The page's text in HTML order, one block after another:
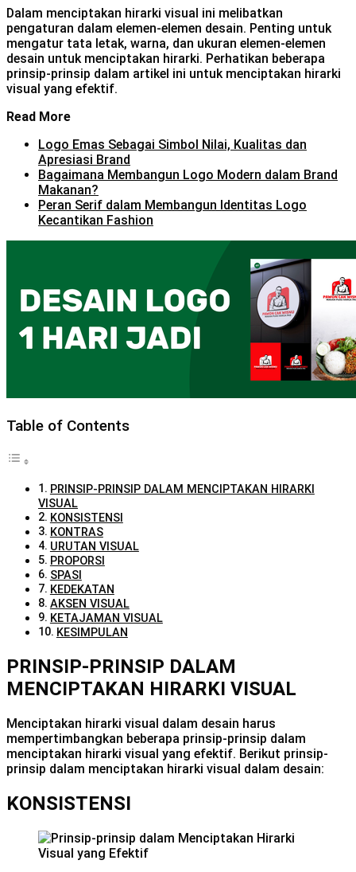
Dalam menciptakan hirarki visual ini melibatkan
pengaturan dalam elemen-elemen desain. Penting untuk
mengatur tata letak, warna, dan ukuran elemen-elemen
desain untuk menciptakan hirarki. Perhatikan beberapa
prinsip-prinsip dalam artikel ini untuk menciptakan hirarki
visual yang efektif.
Read More
Logo Emas Sebagai Simbol Nilai, Kualitas dan
Apresiasi Brand
Bagaimana Membangun Logo Modern dalam Brand
Makanan?
Peran Serif dalam Membangun Identitas Logo
Kecantikan Fashion
Table of Contents
PRINSIP-PRINSIP DALAM MENCIPTAKAN HIRARKI
VISUAL
KONSISTENSI
KONTRAS
URUTAN VISUAL
PROPORSI
SPASI
KEDEKATAN
AKSEN VISUAL
KETAJAMAN VISUAL
KESIMPULAN
PRINSIP-PRINSIP DALAM
MENCIPTAKAN HIRARKI VISUAL
Menciptakan hirarki visual dalam desain harus
mempertimbangkan beberapa prinsip-prinsip dalam
menciptakan hirarki visual yang efektif. Berikut prinsip-
prinsip dalam menciptakan hirarki visual dalam desain:
KONSISTENSI